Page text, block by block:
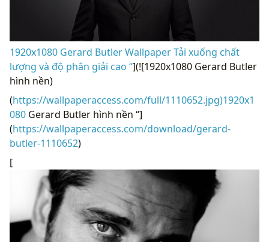
1920x1080 Gerard Butler Wallpaper Tải xuống chất
lượng và độ phân giải cao “](![1920x1080 Gerard Butler
hình nền)
(https://wallpaperaccess.com/full/1110652.jpg)1920x1
080 Gerard Butler hình nền “]
(https://wallpaperaccess.com/download/gerard-
butler-1110652)
[